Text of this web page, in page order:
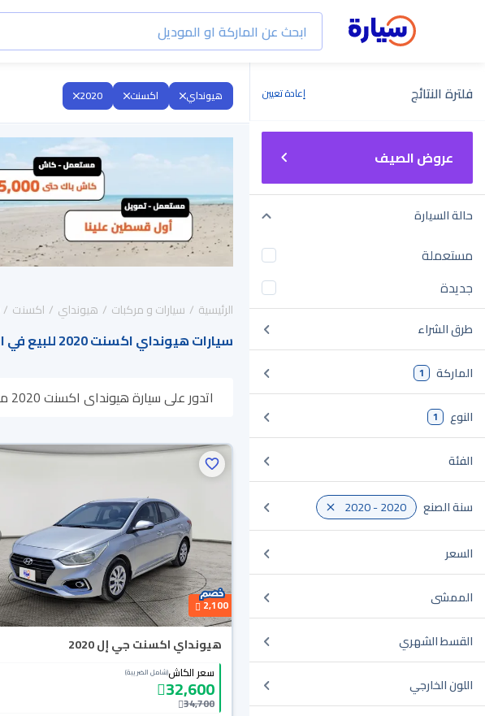
فلترة النتائج إعادة تعيين
عروض الصيف
حالة السيارة
مستعملة
جديدة
طرق الشراء
الماركة 1
النوع 1
الفئة
سنة الصنع 2020 - 2020
السعر
الممشى
القسط الشهري
اللون الخارجي
هيونداي اكسنت 2020
الرئيسية سيارات و مركبات هيونداي اكسنت
سيارات هيونداي اكسنت 2020 للبيع في السعودية
اتدور على سيارة هيونداي اكسنت 2020 مستعملة أو جديدة في السعودية؟ في موقع سيارة بنوفر لك كل الخيارات، تقدر تتصفح الموديلات وتختار
أونلاين، وبتوصلك لين باب بيتك.
2,100
هيونداي اكسنت جي إل 2020
سعر الكاش(شامل الضريبة)
32,600
34,700